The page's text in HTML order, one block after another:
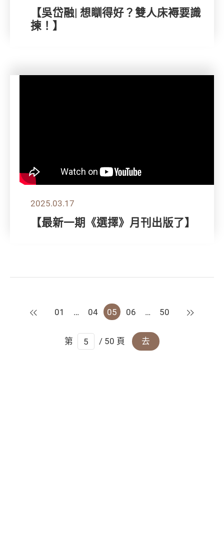
【吳岱融| 想瞓得好？雙人床褥要識
揀！】
2025.03.17
【最新一期《選擇》月刊出版了】
上一頁
01 … 04 05 06 … 50 下一頁
第 / 50 頁 去